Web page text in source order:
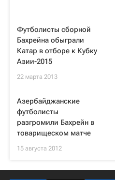
Футболисты сборной
Бахрейна обыграли
Катар в отборе к Кубку
Азии-2015
22 марта 2013
Азербайджанские
футболисты
разгромили Бахрейн в
товарищеском матче
15 августа 2012